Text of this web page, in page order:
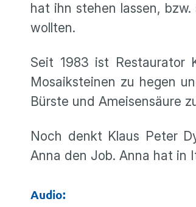
hat ihn stehen lassen,
wollten.
Seit 1983 ist Restaurator
Mosaiksteinen zu hegen
Bürste und Ameisensäure
Noch denkt Klaus Peter
Anna den Job. Anna hat in
Audio: